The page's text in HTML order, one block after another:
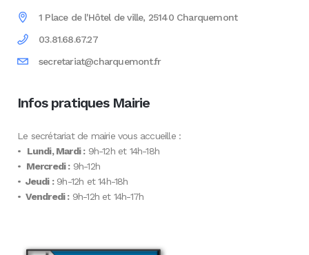
1 Place de l'Hôtel de ville, 25140 Charquemont
03.81.68.67.27
secretariat@charquemont.fr
Infos pratiques Mairie
Le secrétariat de mairie vous accueille :
• Lundi, Mardi :9h-12h et 14h-18h
• Mercredi :9h-12h
• Jeudi :9h-12h et 14h-18h
• Vendredi :9h-12h et 14h-17h